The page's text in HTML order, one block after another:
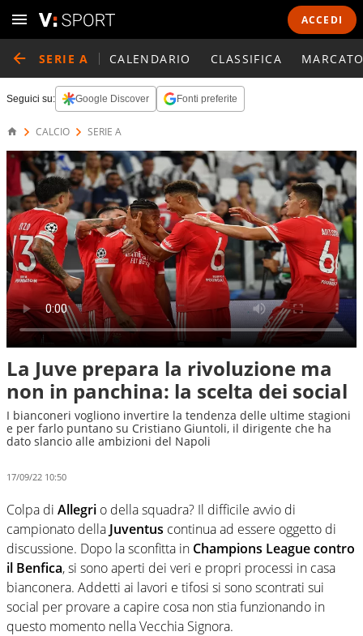
ACCEDI
SERIE A CALENDARIO CLASSIFICA
Seguici su: Google Discover Fonti preferite
CALCIO SERIE A
La Juve prepara la rivoluzione ma
non in panchina: la scelta dei social
I bianconeri vogliono invertire la tendenza delle ultime stagioni
e per farlo puntano su Cristiano Giuntoli, il dirigente che ha
dato slancio alle ambizioni del Napoli
17/09/22 10:50
Colpa di Allegri o della squadra? Il difficile avvio di
campionato della Juventus continua ad essere oggetto di
discussione. Dopo la sconfitta in Champions League contro
il Benfica, si sono aperti dei veri e propri processi in casa
bianconera. Addetti ai lavori e tifosi si sono scontrati sui
social per provare a capire cosa non stia funzionando in
questo momento nella Vecchia Signora.